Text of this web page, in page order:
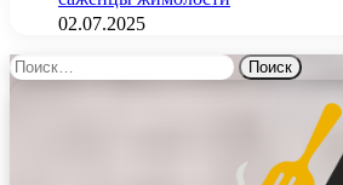
02.07.2025
Найти: